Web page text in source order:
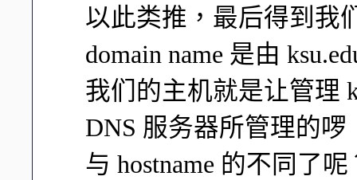
以此类推，最后得到我
domain name 是由
我们的主机就是让管理
DNS 服务器所管理的啰
与 hostname 的不同了呢